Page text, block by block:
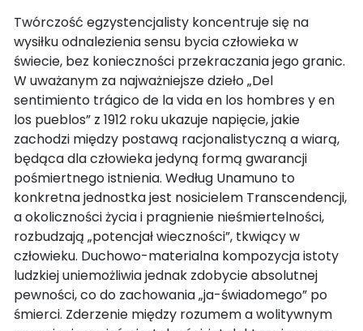
Twórczość egzystencjalisty koncentruje się na
wysiłku odnalezienia sensu bycia człowieka w
świecie, bez konieczności przekraczania jego granic.
W uważanym za najważniejsze dzieło „Del
sentimiento trágico de la vida en los hombres y en
los pueblos” z 1912 roku ukazuje napięcie, jakie
zachodzi między postawą racjonalistyczną a wiarą,
będąca dla człowieka jedyną formą gwarancji
pośmiertnego istnienia. Według Unamuno to
konkretna jednostka jest nosicielem Transcendencji,
a okoliczności życia i pragnienie nieśmiertelności,
rozbudzają „potencjał wieczności”, tkwiący w
człowieku. Duchowo-materialna kompozycja istoty
ludzkiej uniemożliwia jednak zdobycie absolutnej
pewności, co do zachowania „ja-świadomego” po
śmierci. Zderzenie między rozumem a wolitywnym